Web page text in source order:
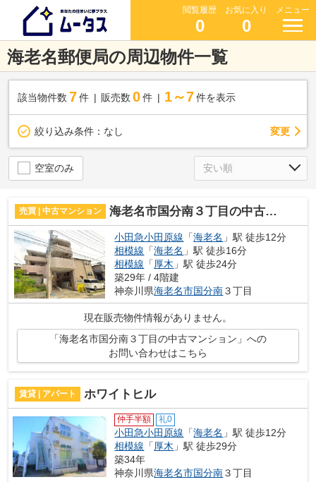
閲覧履歴
0
お気に入り
0
メニュー
海老名郵便局の周辺物件一覧
該当物件数 7件 販売数 0 件 1～7 件を表示
絞り込み条件： なし 変更
空室のみ
売買 | 中古マンション 海老名市国分南３丁目の中古マンション
小田急小田原線 「海老名 」駅 徒歩12分
相模線 「海老名 」駅 徒歩16分
相模線 「厚木 」駅 徒歩24分
築29年 / 4階建
神奈川県海老名市国分南３丁目
現在販売物件情報がありません。
「海老名市国分南３丁目の中古マンション」への
お問い合わせはこちら
賃貸 | アパート ホワイトヒル
仲手半額 礼0
小田急小田原線 「海老名 」駅 徒歩12分
相模線 「厚木 」駅 徒歩29分
築34年
神奈川県海老名市国分南３丁目